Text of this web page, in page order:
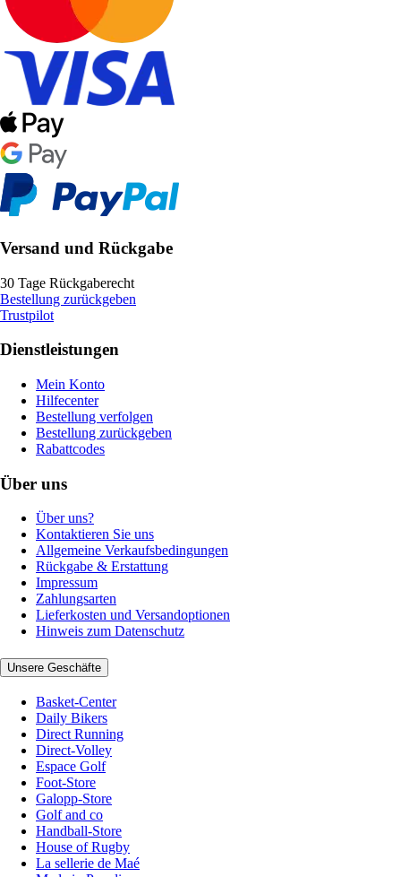
Versand und Rückgabe
30 Tage Rückgaberecht
Bestellung zurückgeben
Trustpilot
Dienstleistungen
Mein Konto
Hilfecenter
Bestellung verfolgen
Bestellung zurückgeben
Rabattcodes
Über uns
Über uns?
Kontaktieren Sie uns
Allgemeine Verkaufsbedingungen
Rückgabe & Erstattung
Impressum
Zahlungsarten
Lieferkosten und Versandoptionen
Hinweis zum Datenschutz
Unsere Geschäfte
Basket-Center
Daily Bikers
Direct Running
Direct-Volley
Espace Golf
Foot-Store
Galopp-Store
Golf and co
Handball-Store
House of Rugby
La sellerie de Maé